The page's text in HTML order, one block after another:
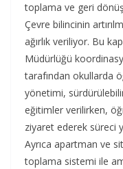
toplama ve geri
Çevre bilincinin
ağırlık veriliyor. Bu
Müdürlüğü
tarafından okullarda
yönetimi,
eğitimler verilirken,
ziyaret ederek süreci
Ayrıca apartman ve
toplama sistemi ile